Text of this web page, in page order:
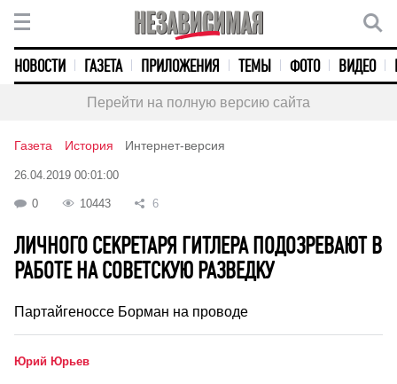
НОВОСТИ ГАЗЕТА ПРИЛОЖЕНИЯ ТЕМЫ ФОТО ВИДЕО
Перейти на полную версию сайта
Газета История Интернет-версия
26.04.2019 00:01:00
0 10443 6
ЛИЧНОГО СЕКРЕТАРЯ ГИТЛЕРА ПОДОЗРЕВАЮТ В
РАБОТЕ НА СОВЕТСКУЮ РАЗВЕДКУ
Партайгеноссе Борман на проводе
Юрий Юрьев